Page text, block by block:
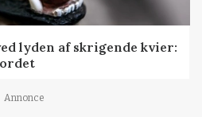
lyden af skrigende kvier:
Annonce